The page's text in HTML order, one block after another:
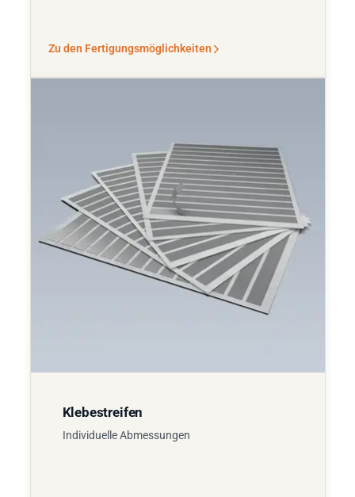
Zu den Fertigungsmöglichkeiten
Klebestreifen
Individuelle Abmessungen